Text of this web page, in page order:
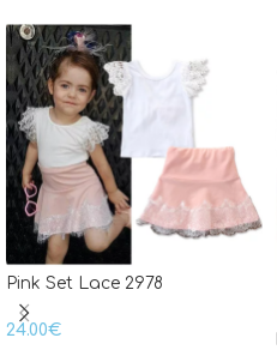
Pink Set Lace 2978
24.00€